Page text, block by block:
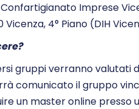
Confartigianato Imprese
Vicenza, 4° Piano (DIH
gruppi verranno valutati
comunicato il gruppo
un master online presso